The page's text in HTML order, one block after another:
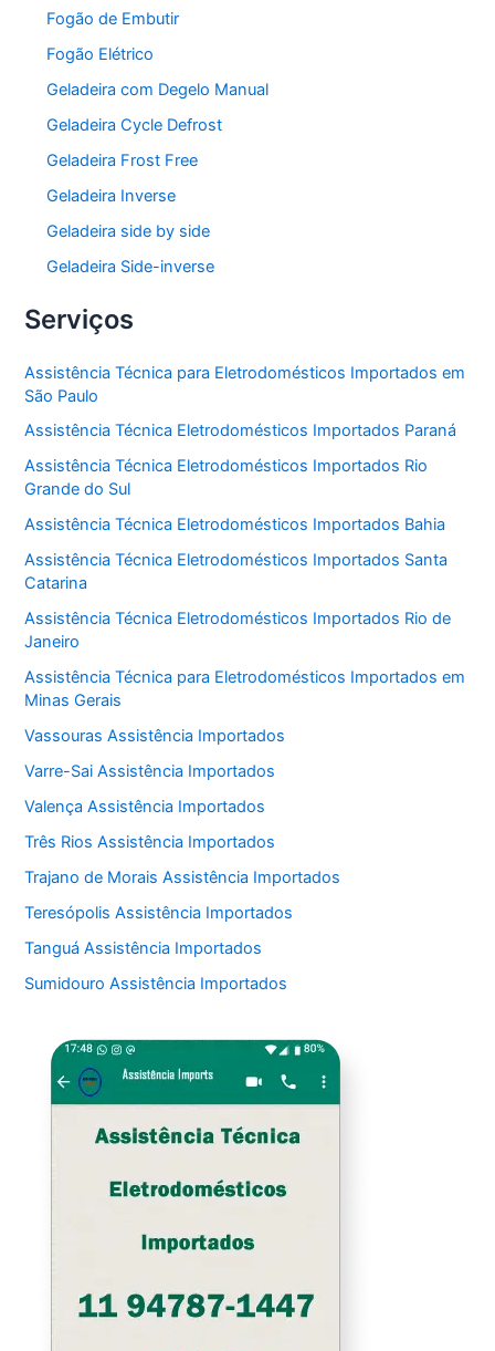
Fogão de Embutir
Fogão Elétrico
Geladeira com Degelo Manual
Geladeira Cycle Defrost
Geladeira Frost Free
Geladeira Inverse
Geladeira side by side
Geladeira Side-inverse
Serviços
Assistência Técnica para Eletrodomésticos Importados em
São Paulo
Assistência Técnica Eletrodomésticos Importados Paraná
Assistência Técnica Eletrodomésticos Importados Rio
Grande do Sul
Assistência Técnica Eletrodomésticos Importados Bahia
Assistência Técnica Eletrodomésticos Importados Santa
Catarina
Assistência Técnica Eletrodomésticos Importados Rio de
Janeiro
Assistência Técnica para Eletrodomésticos Importados em
Minas Gerais
Vassouras Assistência Importados
Varre-Sai Assistência Importados
Valença Assistência Importados
Três Rios Assistência Importados
Trajano de Morais Assistência Importados
Teresópolis Assistência Importados
Tanguá Assistência Importados
Sumidouro Assistência Importados